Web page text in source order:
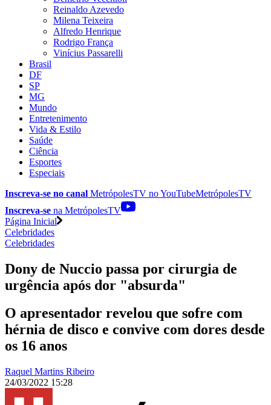
Reinaldo Azevedo
Milena Teixeira
Alfredo Henrique
Rodrigo França
Vinícius Passarelli
Brasil
DF
SP
MG
Mundo
Entretenimento
Vida & Estilo
Saúde
Ciência
Esportes
Especiais
Inscreva-se no canal MetrópolesTV noYouTubeMetrópolesTV
Inscreva-se na MetrópolesTV
Página Inicial
Celebridades
Celebridades
Dony de Nuccio passa por cirurgia de
urgência após dor "absurda"
O apresentador revelou que sofre com
hérnia de disco e convive com dores desde
os 16 anos
Raquel Martins Ribeiro
24/03/2022 15:28